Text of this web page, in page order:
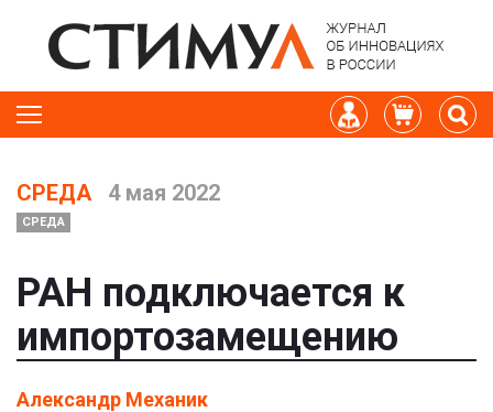
СРЕДА 4 мая 2022
СРЕДА
РАН подключается к
импортозамещению
Александр Механик